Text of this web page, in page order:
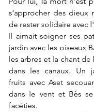
s'approcher des dieux
de rester solidaire avec
Il aimait soigner ses
jardin avec les oiseaux
les arbres et la chant
dans les canaux. Un
fruits avec Aset
dans le vent et Bès
facéties.